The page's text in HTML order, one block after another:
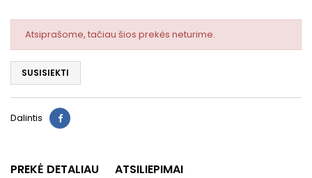
Atsiprašome, tačiau šios prekės neturime.
SUSISIEKTI
Dalintis
PREKĖ DETALIAU ATSILIEPIMAI